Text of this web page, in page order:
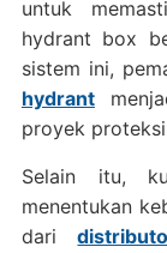
untuk
hydrant box
sistem ini,
hydrant
proyek
Selain itu,
menentukan
dari